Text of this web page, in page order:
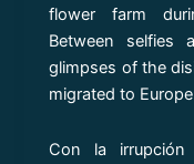
flower farm
Between selfies
glimpses of the
migrated to
Con la